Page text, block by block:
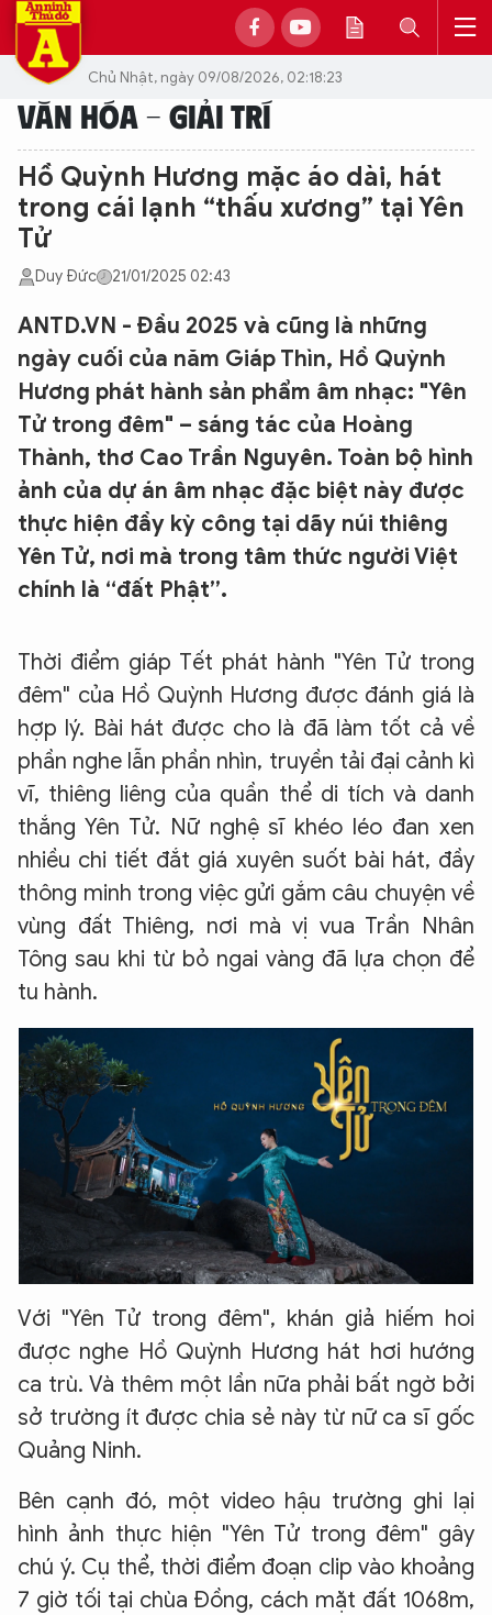
Chủ Nhật, ngày 09/08/2026, 02:18:23
VĂN HÓA - GIẢI TRÍ
Hồ Quỳnh Hương mặc áo dài, hát
trong cái lạnh “thấu xương” tại Yên
Tử
Duy Đức 21/01/2025 02:43
ANTD.VN - Đầu 2025 và cũng là những
ngày cuối của năm Giáp Thìn, Hồ Quỳnh
Hương phát hành sản phẩm âm nhạc: "Yên
Tử trong đêm" – sáng tác của Hoàng
Thành, thơ Cao Trần Nguyên. Toàn bộ hình
ảnh của dự án âm nhạc đặc biệt này được
thực hiện đầy kỳ công tại dãy núi thiêng
Yên Tử, nơi mà trong tâm thức người Việt
chính là “đất Phật”.
Thời điểm giáp Tết phát hành "Yên Tử trong
đêm" của Hồ Quỳnh Hương được đánh giá là
hợp lý. Bài hát được cho là đã làm tốt cả về
phần nghe lẫn phần nhìn, truyền tải đại cảnh kì
vĩ, thiêng liêng của quần thể di tích và danh
thắng Yên Tử. Nữ nghệ sĩ khéo léo đan xen
nhiều chi tiết đắt giá xuyên suốt bài hát, đầy
thông minh trong việc gửi gắm câu chuyện về
vùng đất Thiêng, nơi mà vị vua Trần Nhân
Tông sau khi từ bỏ ngai vàng đã lựa chọn để
tu hành.
Với "Yên Tử trong đêm", khán giả hiếm hoi
được nghe Hồ Quỳnh Hương hát hơi hướng
ca trù. Và thêm một lần nữa phải bất ngờ bởi
sở trường ít được chia sẻ này từ nữ ca sĩ gốc
Quảng Ninh.
Bên cạnh đó, một video hậu trường ghi lại
hình ảnh thực hiện "Yên Tử trong đêm" gây
chú ý. Cụ thể, thời điểm đoạn clip vào khoảng
7 giờ tối tại chùa Đồng, cách mặt đất 1068m,